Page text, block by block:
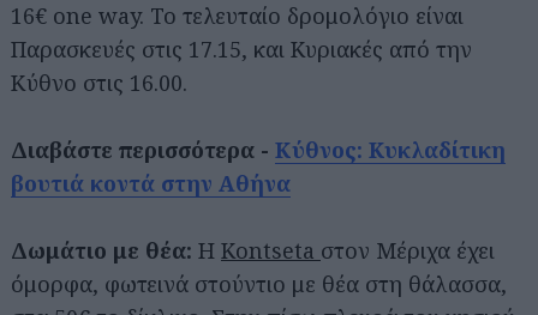
16€ one way. Το τελευταίο δρομολόγιο είναι
Παρασκευές στις 17.15, και Κυριακές από την
Κύθνο στις 16.00.
Διαβάστε περισσότερα - Κύθνος: Κυκλαδίτικη
βουτιά κοντά στην Αθήνα
Δωμάτιο με θέα: Η Kontseta στον Μέριχα έχει
όμορφα, φωτεινά στούντιο με θέα στη θάλασσα,